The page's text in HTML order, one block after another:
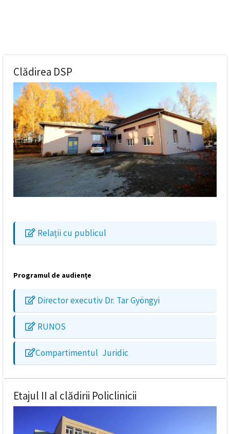
Clădirea DSP
Relații cu publicul
Programul de audiențe
Director executiv Dr. Tar Gyöngyi
RUNOS
Compartimentul Juridic
Etajul II al clădirii Policlinicii